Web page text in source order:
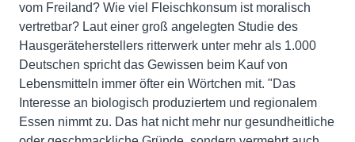
vom Freiland? Wie viel Fleischkonsum ist moralisch
vertretbar? Laut einer groß angelegten Studie des
Hausgeräteherstellers ritterwerk unter mehr als 1.000
Deutschen spricht das Gewissen beim Kauf von
Lebensmitteln immer öfter ein Wörtchen mit. "Das
Interesse an biologisch produziertem und regionalem
Essen nimmt zu. Das hat nicht mehr nur gesundheitliche